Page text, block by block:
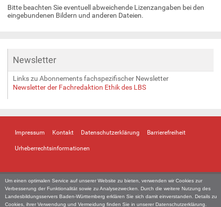
Um einen optimalen Service auf unserer Website zu bieten, verwenden wir Cookies zur
Verbesserung der Funktionalität sowie zu Analysezwecken. Durch die weitere Nutzung des
Landesbildungsservers Baden-Württemberg erklären Sie sich damit einverstanden. Details zu
Cookies, ihrer Verwendung und Vermeidung finden Sie in unserer Datenschutzerklärung
Bitte beachten Sie eventuell abweichende Lizenzangaben bei den
eingebundenen Bildern und anderen Dateien.
Newsletter
Links zu Abonnements fachspezifischer Newsletter
Newsletter der Fachredaktion Ethik des LBS
Impressum Kontakt Datenschutzerklärung Barrierefreiheit
Urheberrechtsinformationen